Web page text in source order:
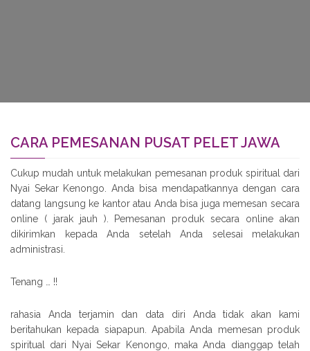
CARA PEMESANAN PUSAT PELET JAWA
Cukup mudah untuk melakukan pemesanan produk spiritual dari
Nyai Sekar Kenongo. Anda bisa mendapatkannya dengan cara
datang langsung ke kantor atau Anda bisa juga memesan secara
online ( jarak jauh ). Pemesanan produk secara online akan
dikirimkan kepada Anda setelah Anda selesai melakukan
administrasi.
Tenang … !!
rahasia Anda terjamin dan data diri Anda tidak akan kami
beritahukan kepada siapapun. Apabila Anda memesan produk
spiritual dari Nyai Sekar Kenongo, maka Anda dianggap telah